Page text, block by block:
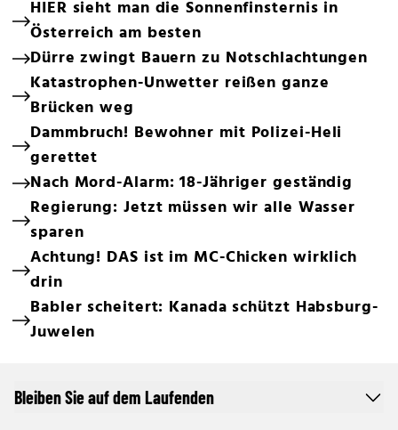
HIER sieht man die Sonnenfinsternis in
Österreich am besten
Dürre zwingt Bauern zu Notschlachtungen
Katastrophen-Unwetter reißen ganze
Brücken weg
Dammbruch! Bewohner mit Polizei-Heli
gerettet
Nach Mord-Alarm: 18-Jähriger geständig
Regierung: Jetzt müssen wir alle Wasser
sparen
Achtung! DAS ist im MC-Chicken wirklich
drin
Babler scheitert: Kanada schützt Habsburg-
Juwelen
Bleiben Sie auf dem Laufenden